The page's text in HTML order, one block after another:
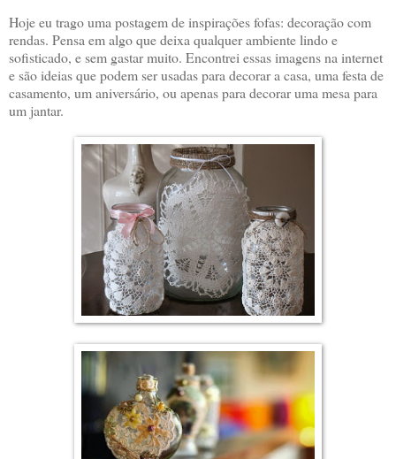
Hoje eu trago uma postagem de inspirações fofas: decoração com
rendas. Pensa em algo que deixa qualquer ambiente lindo e
sofisticado, e sem gastar muito. Encontrei essas imagens na internet
e são ideias que podem ser usadas para decorar a casa, uma festa de
casamento, um aniversário, ou apenas para decorar uma mesa para
um jantar.